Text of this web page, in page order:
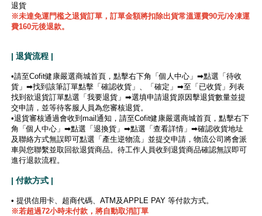
退貨
※未達免運門檻之退貨訂單，訂單金額將扣除出貨常溫運費90元/冷凍運
費160元後退款。
| 退貨流程 |
•請至Cofit健康嚴選商城首頁，點擊右下角「個人中心」➡點選「待收
貨」➡找到該筆訂單點擊「確認收貨」、「確定」➡至「已收貨」列表
找到欲退貨訂單點選「我要退貨」➡選填申請退貨原因擊退貨數量並提
交申請，並等待客服人員為您審核退貨。
•退貨審核通過會收到mail通知，請至Cofit健康嚴選商城首頁，點擊右下
角「個人中心」➡點選「退換貨」➡點選「查看詳情」➡確認收貨地址
及聯絡方式無誤即可點選「產生逆物流」並提交申請，物流公司將會派
車與您聯繫並取回欲退貨商品。待工作人員收到退貨商品確認無誤即可
進行退款流程。
| 付款方式 |
• 提供信用卡、超商代碼、ATM及APPLE PAY 等付款方式。
※若超過72小時未付款，將自動取消訂單